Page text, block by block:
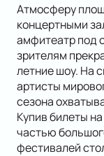
Атмосферу
концертными
амфитеатр под
зрителям
летние шоу. На
артисты
сезона
Купив билеты
частью
фестивалей